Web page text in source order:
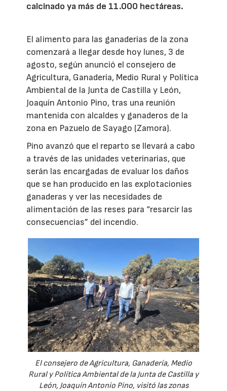
calcinado ya más de 11.000 hectáreas.
El alimento para las ganaderías de la zona
comenzará a llegar desde hoy lunes, 3 de
agosto, según anunció el consejero de
Agricultura, Ganadería, Medio Rural y Política
Ambiental de la Junta de Castilla y León,
Joaquín Antonio Pino, tras una reunión
mantenida con alcaldes y ganaderos de la
zona en Pazuelo de Sayago (Zamora).
Pino avanzó que el reparto se llevará a cabo
a través de las unidades veterinarias, que
serán las encargadas de evaluar los daños
que se han producido en las explotacionies
ganaderas y ver las necesidades de
alimentación de las reses para “resarcir las
consecuencias” del incendio.
El consejero de Agricultura, Ganadería, Medio
Rural y Política Ambiental de la Junta de Castilla y
León, Joaquín Antonio Pino, visitó las zonas